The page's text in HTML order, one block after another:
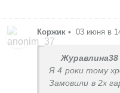
Коржик • 03 июня в
Журавлина38
Я 4 роки тому
Замовили в 2х